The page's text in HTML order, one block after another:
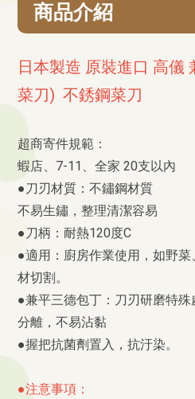
商品介紹
日本製造 原裝進口 高儀
菜刀) 不銹鋼菜刀
超商寄件規範：
蝦店、7-11、全家 20支以內
●刀刃材質：不鏽鋼材質
不易生鏽，整理清潔容易
●刀柄：耐熱120度C
●適用：廚房作業使用，如野
材切割。
●兼平三德包丁：刀刃研磨特
分離，不易沾黏
●握把抗菌劑置入，抗汙染。
●注意事項：